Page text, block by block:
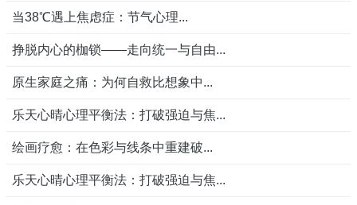
当38℃遇上焦虑症：节气心理...
挣脱内心的枷锁——走向统一与自由...
原生家庭之痛：为何自救比想象中...
乐天心晴心理平衡法：打破强迫与焦...
绘画疗愈：在色彩与线条中重建破...
乐天心晴心理平衡法：打破强迫与焦...